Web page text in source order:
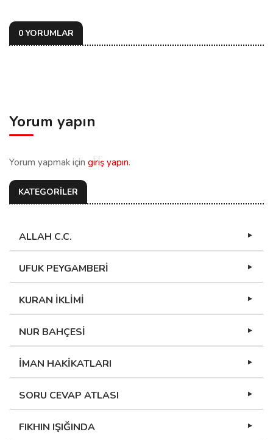
0 YORUMLAR
Yorum yapın
Yorum yapmak için giriş yapın.
KATEGORİLER
ALLAH C.C.
UFUK PEYGAMBERİ
KURAN İKLİMİ
NUR BAHÇESİ
İMAN HAKİKATLARI
SORU CEVAP ATLASI
FIKHIN IŞIĞINDA